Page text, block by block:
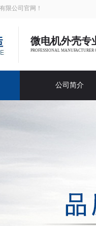
限公司官网！
微电机外壳专
PROFESSIONAL MANUFACTURER
公司简介